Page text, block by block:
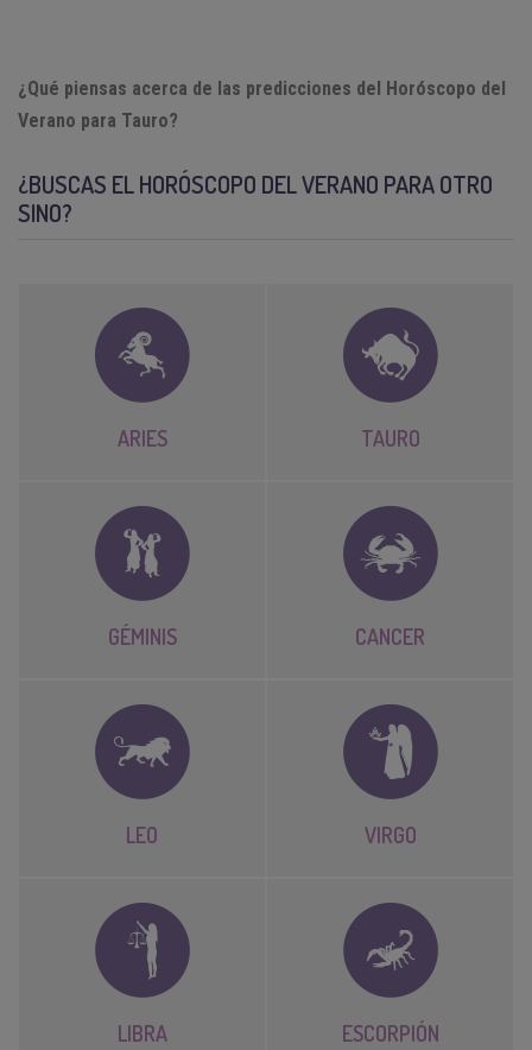
¿Qué piensas acerca de las predicciones del Horóscopo del
Verano para Tauro?
¿BUSCAS EL HORÓSCOPO DEL VERANO PARA OTRO
SINO?
ARIES TAURO
GÉMINIS CANCER
LEO VIRGO
LIBRA ESCORPIÓN